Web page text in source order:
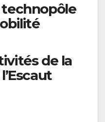
technopôle
de la